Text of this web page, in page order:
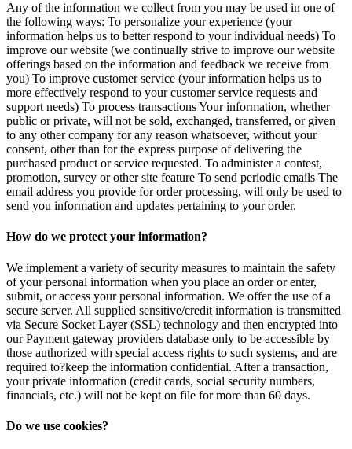
Any of the information we collect from you may be used in one of
the following ways: To personalize your experience (your
information helps us to better respond to your individual needs) To
improve our website (we continually strive to improve our website
offerings based on the information and feedback we receive from
you) To improve customer service (your information helps us to
more effectively respond to your customer service requests and
support needs) To process transactions Your information, whether
public or private, will not be sold, exchanged, transferred, or given
to any other company for any reason whatsoever, without your
consent, other than for the express purpose of delivering the
purchased product or service requested. To administer a contest,
promotion, survey or other site feature To send periodic emails The
email address you provide for order processing, will only be used to
send you information and updates pertaining to your order.
How do we protect your information?
We implement a variety of security measures to maintain the safety
of your personal information when you place an order or enter,
submit, or access your personal information. We offer the use of a
secure server. All supplied sensitive/credit information is transmitted
via Secure Socket Layer (SSL) technology and then encrypted into
our Payment gateway providers database only to be accessible by
those authorized with special access rights to such systems, and are
required to?keep the information confidential. After a transaction,
your private information (credit cards, social security numbers,
financials, etc.) will not be kept on file for more than 60 days.
Do we use cookies?